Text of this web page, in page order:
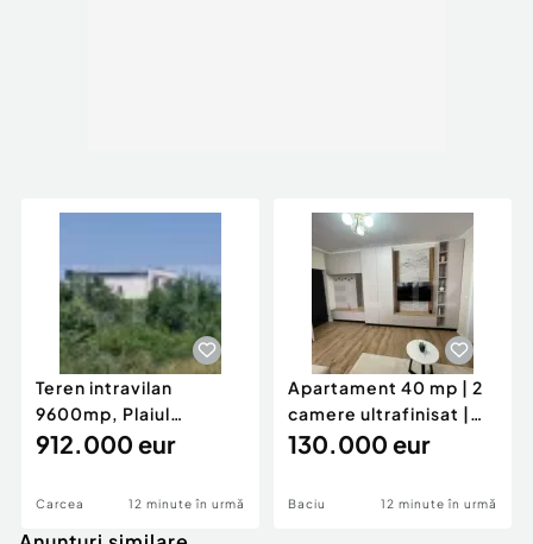
Teren intravilan
9600mp, Plaiul
Vulcanesti, OMV
912.000 eur
Carcea 12 minute în urmă
Apartament 40 mp | 2
camere ultrafinisat |
complet mobilat |
130.000 eur
Baciu 12 minute în urmă